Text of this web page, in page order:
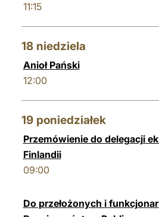
11:15
18 niedziela
Anioł Pański
12:00
19 poniedziałek
Przemówienie do delegacji
Finlandii
09:00
Do przełożonych i